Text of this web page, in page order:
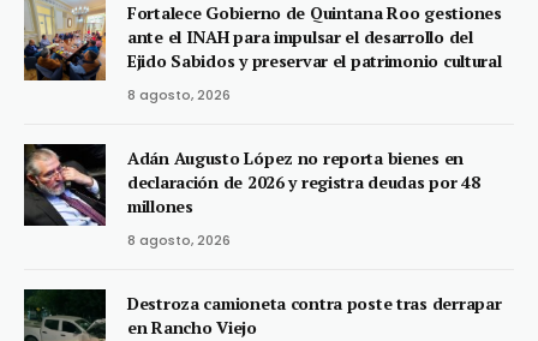
Fortalece Gobierno de Quintana Roo gestiones
ante el INAH para impulsar el desarrollo del
Ejido Sabidos y preservar el patrimonio cultural
8 agosto, 2026
Adán Augusto López no reporta bienes en
declaración de 2026 y registra deudas por 48
millones
8 agosto, 2026
Destroza camioneta contra poste tras derrapar
en Rancho Viejo